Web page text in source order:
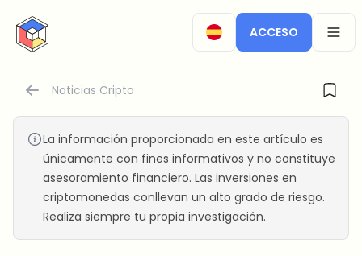
CryptoTicker
ACCESO
Noticias Cripto
La información proporcionada en este artículo es
únicamente con fines informativos y no constituye
asesoramiento financiero. Las inversiones en
criptomonedas conllevan un alto grado de riesgo.
Realiza siempre tu propia investigación.